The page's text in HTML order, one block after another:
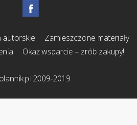
autorskie
Zamieszczone materiały
Okaż wsparcie – zrób zakupy!
2009-2019